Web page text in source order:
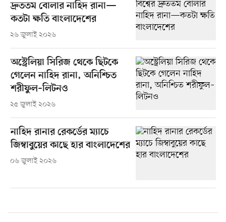
দ্রুততম বোলার নাহিদ রানা—
কতটা ক্ষতি বাংলাদেশের
২৬ জুলাই ২০২৬
অস্ট্রেলিয়া সিরিজ থেকে ছিটকে
গেলেন নাহিদ রানা, অনিশ্চিত
শরীফুল–লিটনও
২৫ জুলাই ২০২৬
নাহিদ রানার রেকর্ডের ম্যাচে
জিম্বাবুয়ের কাছে হার বাংলাদেশের
০৬ জুলাই ২০২৬